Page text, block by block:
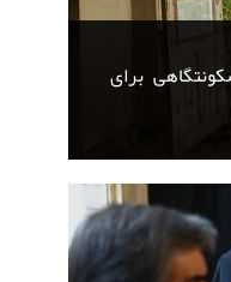
برای